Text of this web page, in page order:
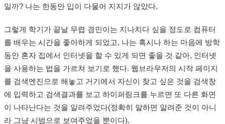
일까? 나는 한동안 입이 다물어 지지가 않았다.
그렇게 학기가 끝날 무렵 경민이는 지나치다 싶을 정도로 컴퓨터
를 배우는 시간을 좋아하게 되었고, 나는 혹시나 하는 마음에 방학
동안 혼자 집에서 인터넷을 할 수 있게 되면 좋을 것 같아, 인터넷
을 사용하는 법을 가르쳐 보기로 했다. 웹브라우저의 시작 페이지
를 검색엔진으로 해놓고 거기에서 자신이 찾고 싶은 것을 검색창
에 입력하고 검색결과를 보고 하이퍼링크를 누르면 또 다른 화면
이 나타난다는 것을 알려주었다(정확히 말하면 알려준 것이 아니
라 그냥 시범으로 보여주었을 뿐이다).